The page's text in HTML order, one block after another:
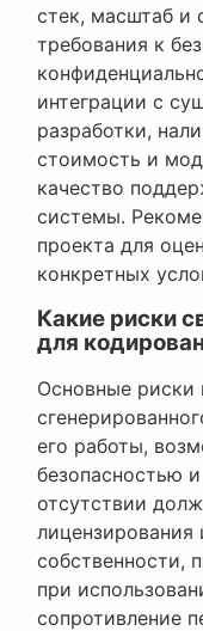
стек, масштаб и
требования к
интеграции с
разработки,
стоимость и
качество
системы.
проекта для
конкретных
Какие риски
для
Основные риски
его работы,
безопасностью
отсутствии
лицензирования
собственности,
при
сопротивление